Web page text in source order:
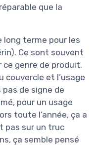
que la
long terme pour les
Ce sont souvent
genre de produit.
couvercle et l’usage
pas de signe de
pour un usage
toute l’année, ça a
pas sur un truc
ça semble pensé